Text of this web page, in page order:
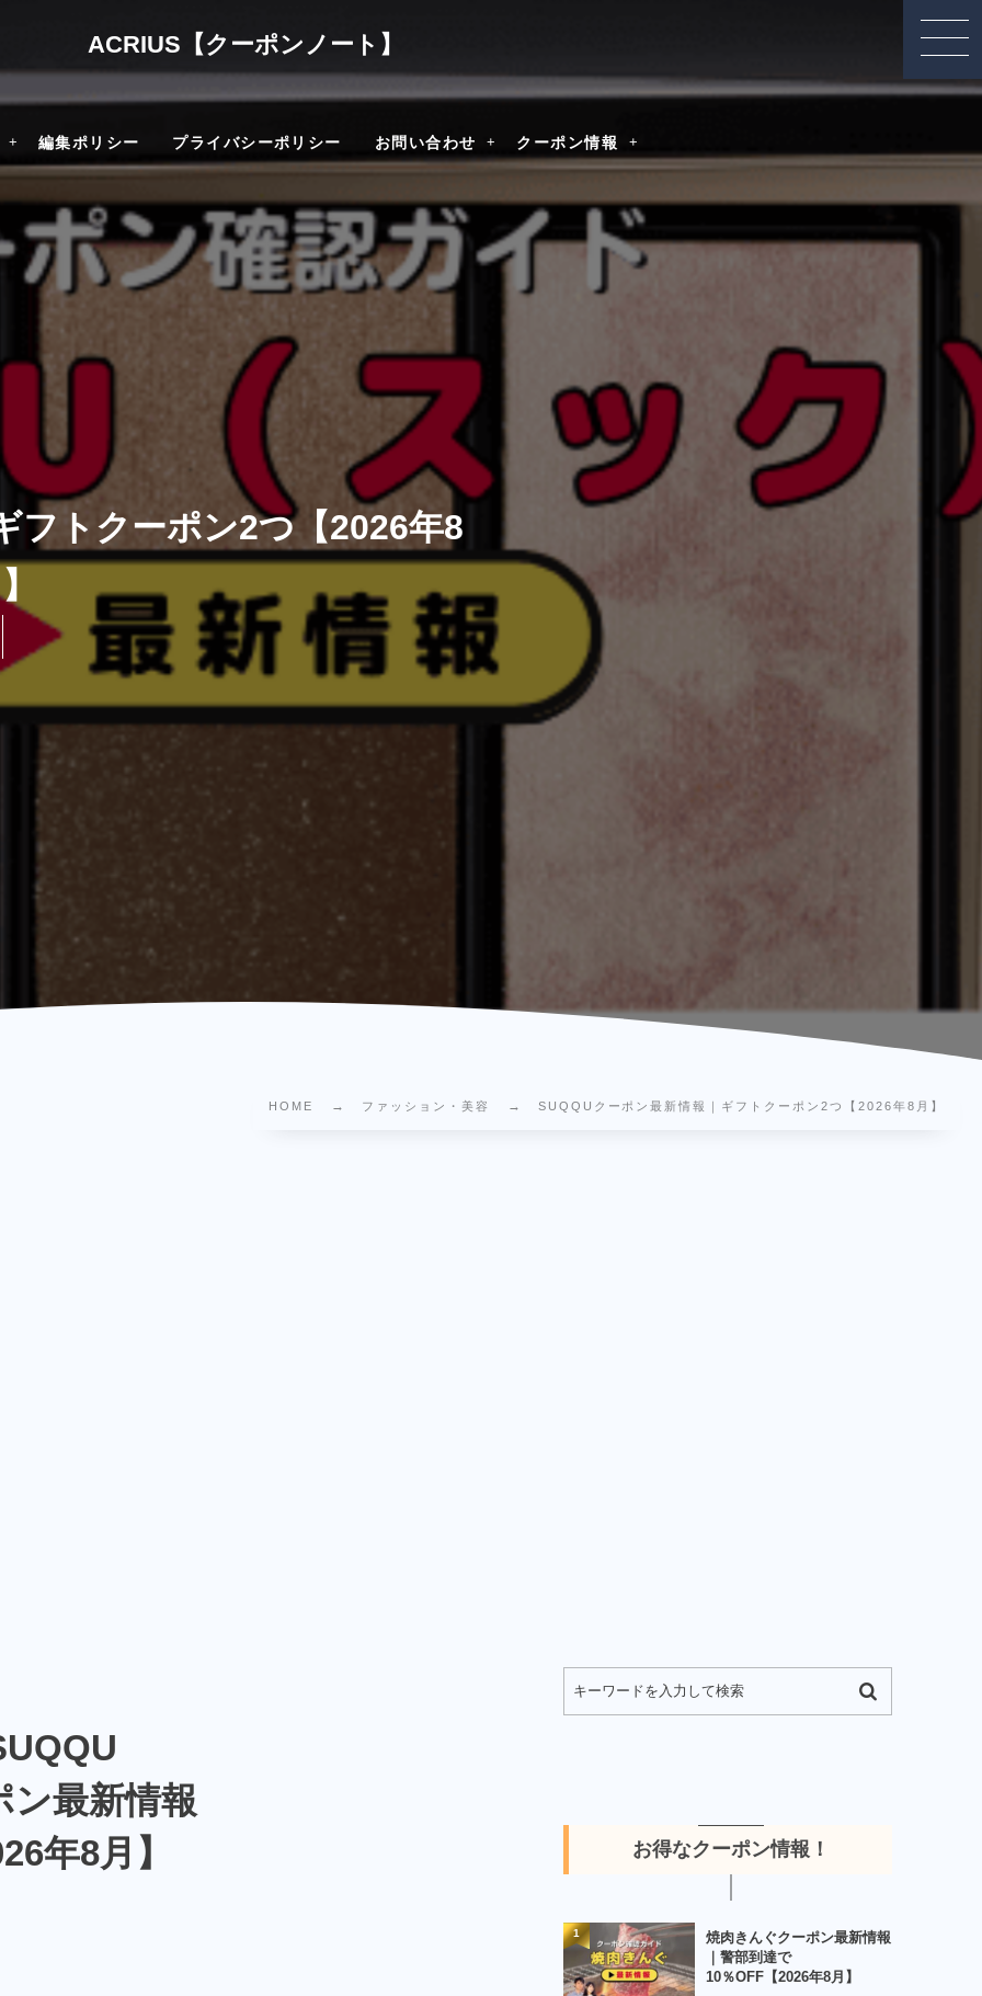
ACRIUS【クーポンノート】
編集ポリシー プライバシーポリシー お問い合わせ クーポン情報
フトクーポン2つ【2026年8
HOME ファッション・美容 SUQQUクーポン最新情報｜ギフトクーポン2つ【2026年8月】
ン最新情報
年8月】
お得なクーポン情報！
焼肉きんぐクーポン最新情報
｜警部到達で
10％OFF【2026年8月】
1